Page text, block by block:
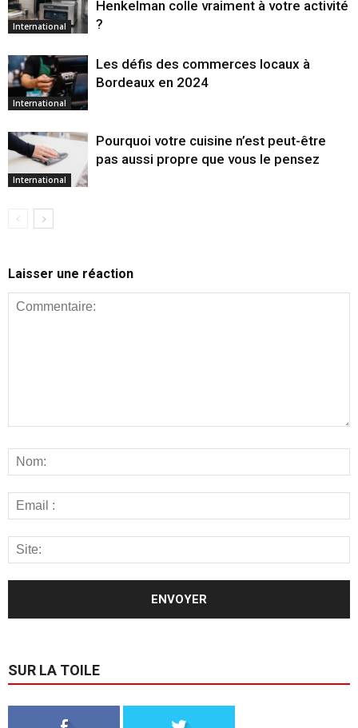
International
Henkelman colle vraiment à votre activité
?
International
Les défis des commerces locaux à
Bordeaux en 2024
International
Pourquoi votre cuisine n’est peut-être
pas aussi propre que vous le pensez
Laisser une réaction
SUR LA TOILE